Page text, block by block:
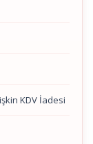
KDV İadesi